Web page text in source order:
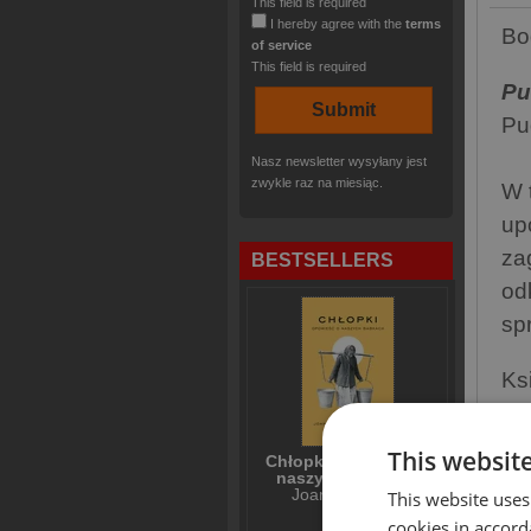
I hereby agree with the terms
of service
This field is required
Nasz newsletter wysyłany jest
zwykle raz na miesiąc.
BESTSELLERS
Chłopki Opowieść o
naszych babkach
Joanna Kuciel-
W
This
This website